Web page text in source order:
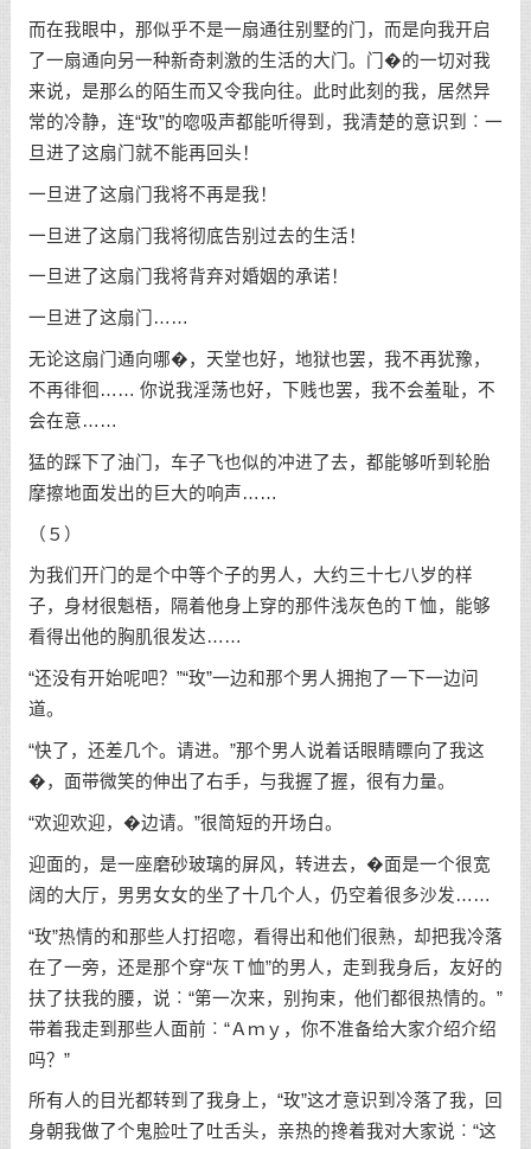
而在我眼中，那似乎不是一扇通往别墅的门，而是向我开启
了一扇通向另一种新奇刺激的生活的大门。门�的一切对我
来说，是那么的陌生而又令我向往。此时此刻的我，居然异
常的冷静，连“玫”的唿吸声都能听得到，我清楚的意识到︰一
旦进了这扇门就不能再回头！
一旦进了这扇门我将不再是我！
一旦进了这扇门我将彻底告别过去的生活！
一旦进了这扇门我将背弃对婚姻的承诺！
一旦进了这扇门……
无论这扇门通向哪�，天堂也好，地狱也罢，我不再犹豫，
不再徘徊…… 你说我淫荡也好，下贱也罢，我不会羞耻，不
会在意……
猛的踩下了油门，车子飞也似的冲进了去，都能够听到轮胎
摩擦地面发出的巨大的响声……
（５）
为我们开门的是个中等个子的男人，大约三十七八岁的样
子，身材很魁梧，隔着他身上穿的那件浅灰色的Ｔ恤，能够
看得出他的胸肌很发达……
“还没有开始呢吧？”“玫”一边和那个男人拥抱了一下一边问
道。
“快了，还差几个。请进。”那个男人说着话眼睛瞟向了我这
�，面带微笑的伸出了右手，与我握了握，很有力量。
“欢迎欢迎，�边请。”很简短的开场白。
迎面的，是一座磨砂玻璃的屏风，转进去，�面是一个很宽
阔的大厅，男男女女的坐了十几个人，仍空着很多沙发……
“玫”热情的和那些人打招唿，看得出和他们很熟，却把我冷落
在了一旁，还是那个穿“灰Ｔ恤”的男人，走到我身后，友好的
扶了扶我的腰，说︰“第一次来，别拘束，他们都很热情的。”
带着我走到那些人面前︰“Ａｍｙ，你不准备给大家介绍介绍
吗？”
所有人的目光都转到了我身上，“玫”这才意识到冷落了我，回
身朝我做了个鬼脸吐了吐舌头，亲热的搀着我对大家说︰“这